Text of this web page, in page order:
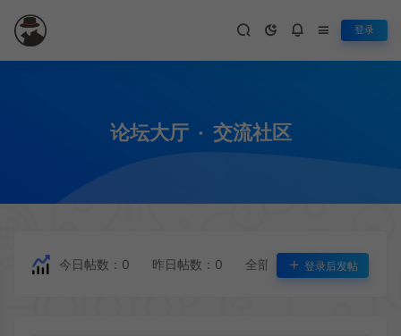
登录
论坛大厅 · 交流社区
今日帖数： 0 昨日帖数：0 全部帖数：7 论坛互动
登录后发帖